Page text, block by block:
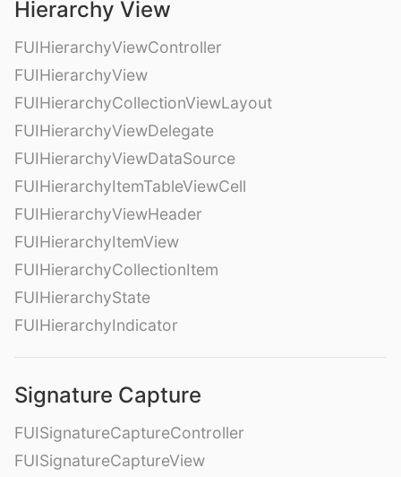
Hierarchy View
FUIHierarchyViewController
FUIHierarchyView
FUIHierarchyCollectionViewLayout
FUIHierarchyViewDelegate
FUIHierarchyViewDataSource
FUIHierarchyItemTableViewCell
FUIHierarchyViewHeader
FUIHierarchyItemView
FUIHierarchyCollectionItem
FUIHierarchyState
FUIHierarchyIndicator
Signature Capture
FUISignatureCaptureController
FUISignatureCaptureView